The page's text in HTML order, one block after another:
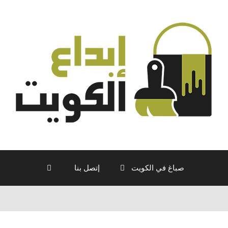
صباغ في الكويت إتصل بنا